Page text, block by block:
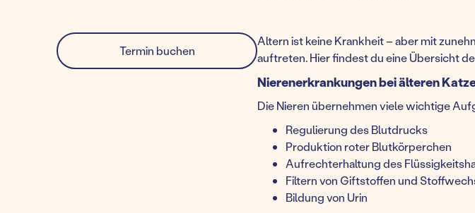
Termin buchen
Altern ist keine Krankheit – aber mit
auftreten. Hier findest du eine Übersicht
Nierenerkrankungen bei älteren
Die Nieren übernehmen viele wichtige
Regulierung des Blutdrucks
Produktion roter Blutkörperchen
Aufrechterhaltung des
Filtern von Giftstoffen und
Bildung von Urin